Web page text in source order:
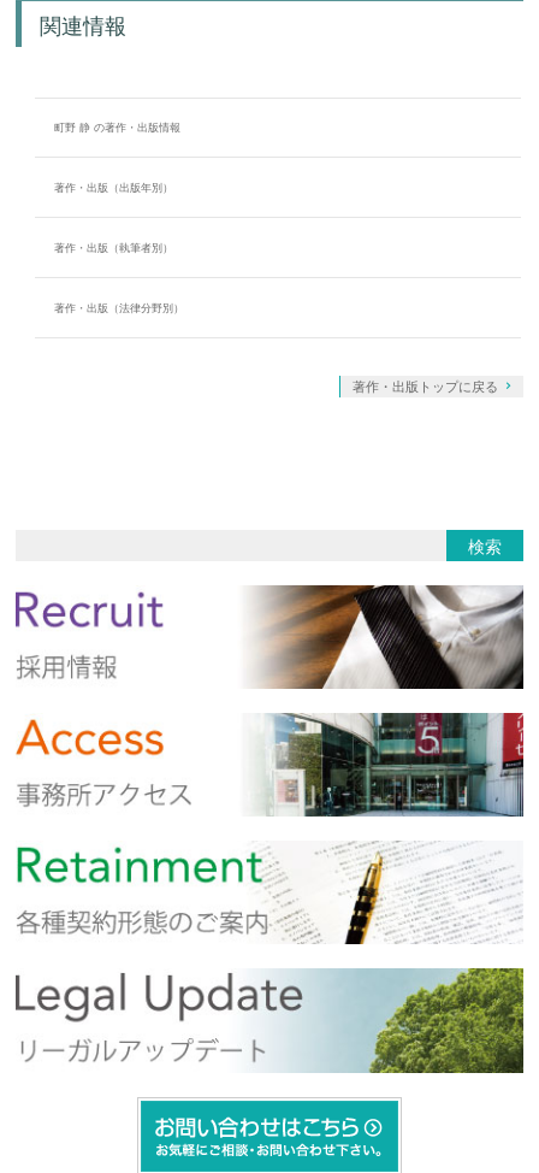
関連情報
町野 静 の著作・出版情報
著作・出版（出版年別）
著作・出版（執筆者別）
著作・出版（法律分野別）
著作・出版トップに戻る